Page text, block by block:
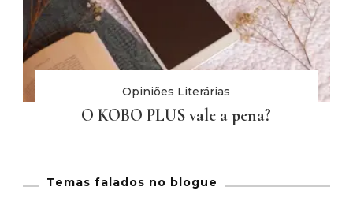
Opiniões Literárias
O KOBO PLUS vale a pena?
Temas falados no blogue